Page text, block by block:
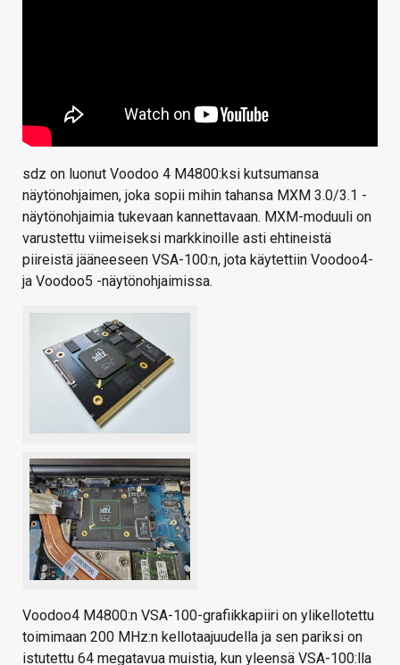
sdz on luonut Voodoo 4 M4800:ksi kutsumansa
näytönohjaimen, joka sopii mihin tahansa MXM 3.0/3.1 -
näytönohjaimia tukevaan kannettavaan. MXM-moduuli on
varustettu viimeiseksi markkinoille asti ehtineistä
piireistä jääneeseen VSA-100:n, jota käytettiin Voodoo4-
ja Voodoo5 -näytönohjaimissa.
Voodoo4 M4800:n VSA-100-grafiikkapiiri on ylikellotettu
toimimaan 200 MHz:n kellotaajuudella ja sen pariksi on
istutettu 64 megatavua muistia, kun yleensä VSA-100:lla